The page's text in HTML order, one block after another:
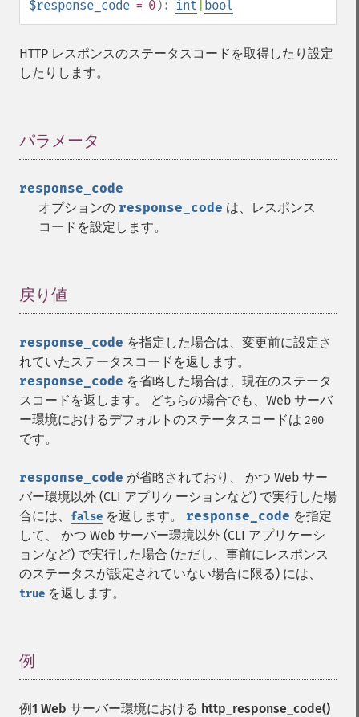
$response_code = 0): int bool
HTTP レスポンスのステータスコードを取得したり設定
したりします。
パラメータ
response_code
オプションの response_code は、レスポンス
コードを設定します。
戻り値
response_code を指定した場合は、変更前に設定さ
れていたステータスコードを返します。
response_code を省略した場合は、現在のステータ
スコードを返します。 どちらの場合でも、Web サーバ
ー環境におけるデフォルトのステータスコードは 200
です。
response_code が省略されており、 かつ Web サー
バー環境以外 (CLI アプリケーションなど) で実行した場
合には、
false を返します。 response_code を指定
して、 かつ Web サーバー環境以外 (CLI アプリケーシ
ョンなど) で実行した場合 (ただし、事前にレスポンス
のステータスが設定されていない場合に限る) には、
true を返します。
例
例1 Web サーバー環境における http_response_code()